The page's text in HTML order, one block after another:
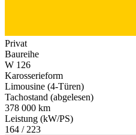
Privat
Baureihe
W 126
Karosserieform
Limousine (4-Türen)
Tachostand (abgelesen)
378 000 km
Leistung (kW/PS)
164 / 223